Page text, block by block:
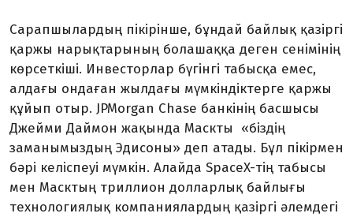
Сарапшылардың пікірінше, бұндай байлық қазіргі
қаржы нарықтарының болашаққа деген сенімінің
көрсеткіші. Инвесторлар бүгінгі табысқа емес,
алдағы ондаған жылдағы мүмкіндіктерге қаржы
құйып отыр. JPMorgan Chase банкінің басшысы
Джейми Даймон жақында Маскты «біздің
заманымыздың Эдисоны» деп атады. Бұл пікірмен
бәрі келіспеуі мүмкін. Алайда SpaceX-тің табысы
мен Масктың триллион долларлық байлығы
технологиялық компаниялардың қазіргі әлемдегі